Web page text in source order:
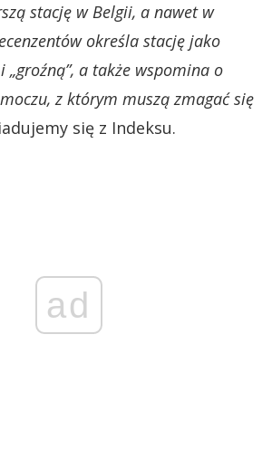
stację w Belgii, a nawet w
określa stację jako
„groźną”, a także wspomina o
z którym muszą zmagać się
się z Indeksu.
ad